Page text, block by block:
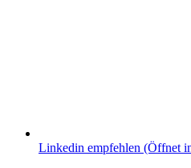
Linkedin empfehlen (Öffnet